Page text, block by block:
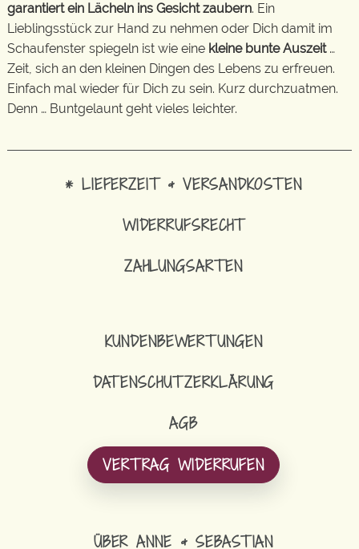
garantiert ein Lächeln ins Gesicht zaubern. Ein
Lieblingsstück zur Hand zu nehmen oder Dich damit im
Schaufenster spiegeln ist wie eine kleine bunte Auszeit…
Zeit, sich an den kleinen Dingen des Lebens zu erfreuen.
Einfach mal wieder für Dich zu sein. Kurz durchzuatmen.
Denn … Buntgelaunt geht vieles leichter.
* LIEFERZEIT & VERSANDKOSTEN
WIDERRUFSRECHT
ZAHLUNGSARTEN
KUNDENBEWERTUNGEN
DATENSCHUTZERKLÄRUNG
AGB
VERTRAG WIDERRUFEN
ÜBER ANNE & SEBASTIAN